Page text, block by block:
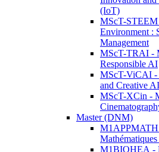
(IoT)
MScT-
Environment :
Management
MScT-TRAI -
Responsible AI
MScT-ViCAI -
and Creative AI
MScT-XCin -
Master (DNM)
M1BIOHEA -